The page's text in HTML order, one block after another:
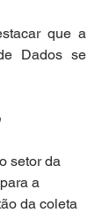
que a
Dados se
setor da
a
da coleta